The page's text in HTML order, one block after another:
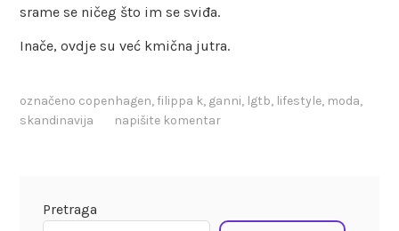
srame se ničeg što im se sviđa.
Inače, ovdje su već kmična jutra.
označeno copenhagen, filippa k, ganni, lgtb, lifestyle, moda,
skandinavija
napišite komentar
Pretraga